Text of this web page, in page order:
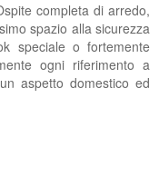
completa di arredo,
spazio alla sicurezza
speciale o fortemente
ogni riferimento a
aspetto domestico ed